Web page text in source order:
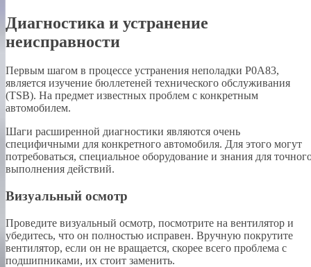
Диагностика и устранение
неисправности
Первым шагом в процессе устранения неполадки P0A83,
является изучение бюллетеней технического обслуживания
(TSB). На предмет известных проблем с конкретным
автомобилем.
Шаги расширенной диагностики являются очень
специфичными для конкретного автомобиля. Для этого могут
потребоваться, специальное оборудование и знания для
выполнения действий.
Визуальный осмотр
Проведите визуальный осмотр, посмотрите на вентилятор и
убедитесь, что он полностью исправен. Вручную покрутите
вентилятор, если он не вращается, скорее всего проблема с
подшипниками, их стоит заменить.